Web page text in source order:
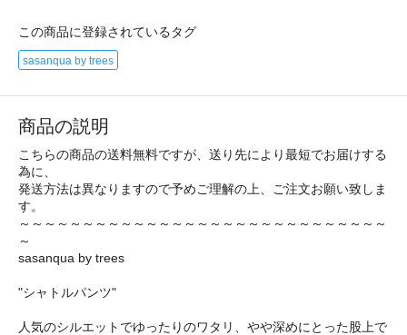
この商品に登録されているタグ
sasanqua by trees
商品の説明
こちらの商品の送料無料ですが、送り先により最短でお届けする
為に、
発送方法は異なりますので予めご理解の上、ご注文お願い致しま
す。
～～～～～～～～～～～～～～～～～～～～～～～～～～～～～
～
sasanqua by trees
"シャトルパンツ"
人気のシルエットでゆったりのワタリ、やや深めにとった股上で